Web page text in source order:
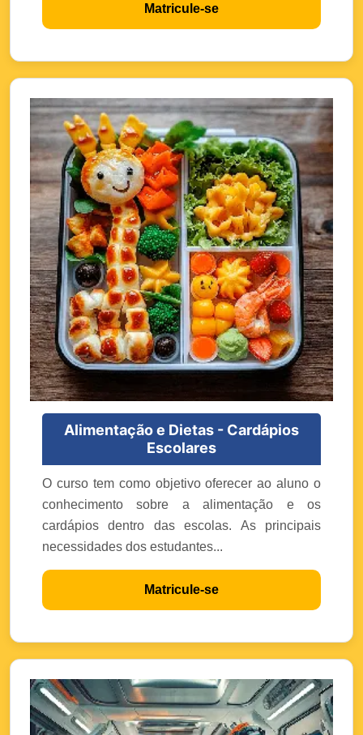
Matricule-se
Alimentação e Dietas - Cardápios
Escolares
O curso tem como objetivo oferecer ao aluno o
conhecimento sobre a alimentação e os
cardápios dentro das escolas. As principais
necessidades dos estudantes...
Matricule-se